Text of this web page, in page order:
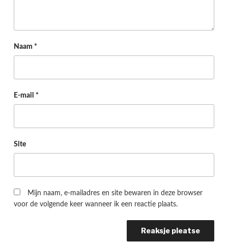
Naam *
E-mail *
Site
Mijn naam, e-mailadres en site bewaren in deze browser
voor de volgende keer wanneer ik een reactie plaats.